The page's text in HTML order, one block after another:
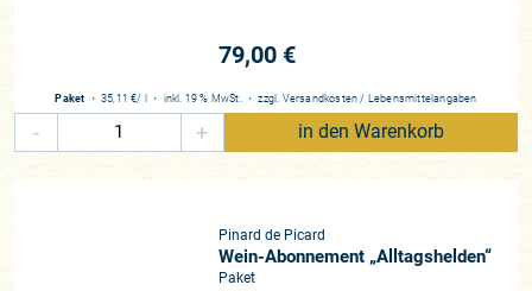
79,00 €
Paket ・ 35,11 €/ l ・ inkl. 19 % MwSt. ・zzgl. Versandkosten / Lebensmittelangaben
- + in den Warenkorb
Pinard de Picard
Wein-Abonnement „Alltagshelden“
Paket